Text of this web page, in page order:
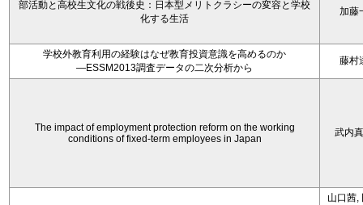
部活動と高校生文化の戦後史：日本型メリトクラシーの変容と学校
化する生活
加藤
学校外教育利用の経験はなぜ教育投資意識を高めるのか
―ESSM2013調査データの二次分析から
藤村
The impact of employment protection reform on the working
conditions of fixed-term employees in Japan
武内
山口茜,